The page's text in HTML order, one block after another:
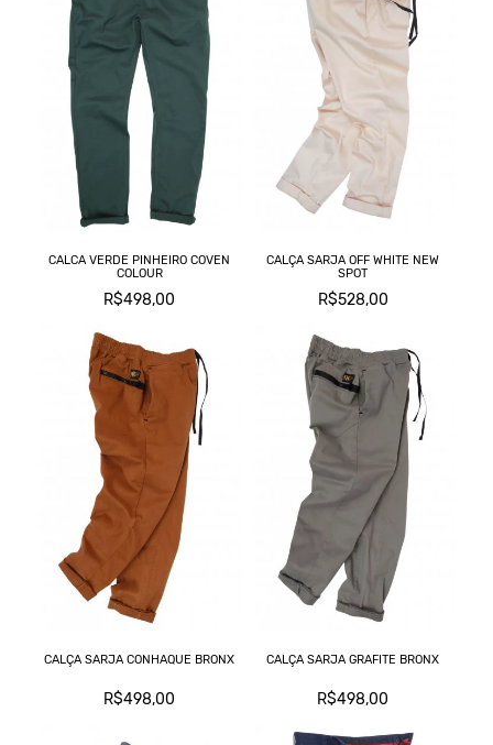
CALCA VERDE PINHEIRO COVEN
COLOUR
R$498,00
CALÇA SARJA OFF WHITE NEW
SPOT
R$528,00
CALÇA SARJA CONHAQUE BRONX
R$498,00
CALÇA SARJA GRAFITE BRONX
R$498,00